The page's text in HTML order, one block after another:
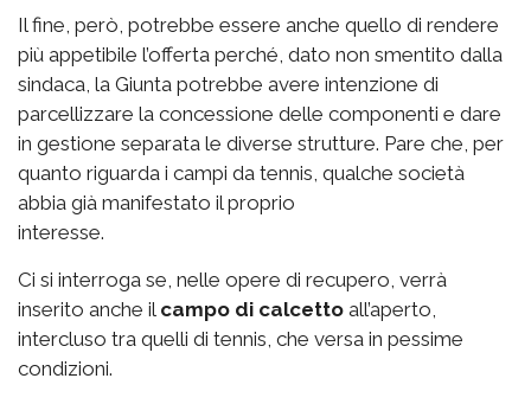
Il fine, però, potrebbe essere anche quello di rendere
più appetibile l’offerta perché, dato non smentito dalla
sindaca, la Giunta potrebbe avere intenzione di
parcellizzare la concessione delle componenti e dare
in gestione separata le diverse strutture. Pare che, per
quanto riguarda i campi da tennis, qualche società
abbia già manifestato il proprio
interesse.
Ci si interroga se, nelle opere di recupero, verrà
inserito anche il campo di calcetto all’aperto,
intercluso tra quelli di tennis, che versa in pessime
condizioni.